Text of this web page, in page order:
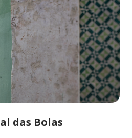
das Bolas